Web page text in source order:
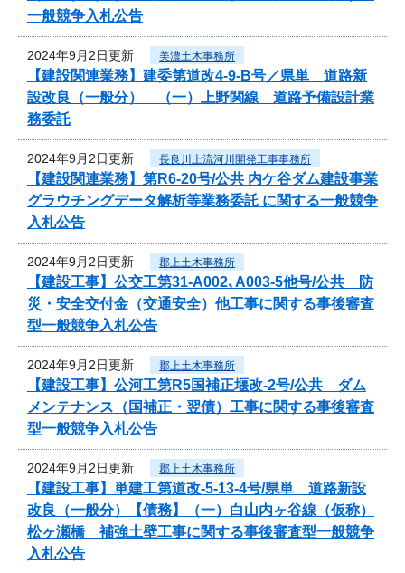
一般競争入札公告
2024年9月2日更新 美濃土木事務所
【建設関連業務】建委第道改4-9-B号／県単 道路新
設改良（一般分） （一）上野関線 道路予備設計業
務委託
2024年9月2日更新 長良川上流河川開発工事事務所
【建設関連業務】第R6-20号/公共 内ケ谷ダム建設事業
グラウチングデータ解析等業務委託 に関する一般競争
入札公告
2024年9月2日更新 郡上土木事務所
【建設工事】公交工第31-A002､A003-5他号/公共 防
災・安全交付金（交通安全）他工事に関する事後審査
型一般競争入札公告
2024年9月2日更新 郡上土木事務所
【建設工事】公河工第R5国補正堰改-2号/公共 ダム
メンテナンス（国補正・翌債）工事に関する事後審査
型一般競争入札公告
2024年9月2日更新 郡上土木事務所
【建設工事】単建工第道改-5-13-4号/県単 道路新設
改良（一般分）【債務】（一）白山内ヶ谷線（仮称）
松ヶ瀬橋 補強土壁工事に関する事後審査型一般競争
入札公告